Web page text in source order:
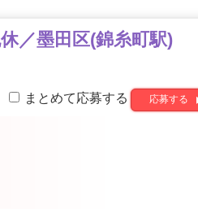
／墨田区(錦糸町駅)
まとめて応募する 応募する